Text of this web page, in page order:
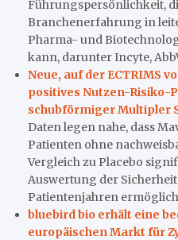
Führungspersönlichkeit,
Branchenerfahrung in
Pharma- und
kann, darunter Incyte,
Neue, auf der ECTRIMS
positives Nutzen-Risiko-
schubförmiger Multipler
Daten legen nahe, dass
Patienten ohne
Vergleich zu Placebo
Auswertung der
Patientenjahren
bluebird bio erhält eine
europäischen Markt für